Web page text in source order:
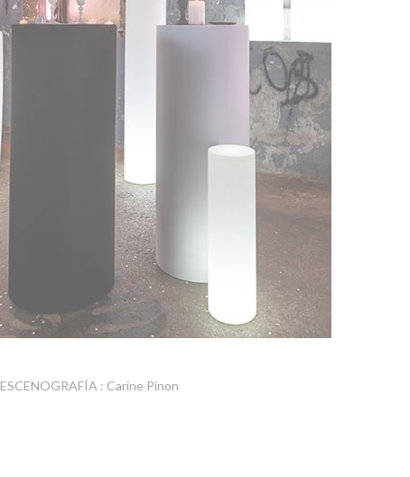
ESCENOGRAFÍA : Carine Pinon